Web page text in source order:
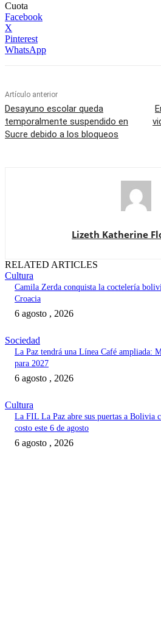
Cuota
Facebook
X
Pinterest
WhatsApp
Artículo anterior
Desayuno escolar queda
temporalmente suspendido en
Sucre debido a los bloqueos
Lizeth Katherine
RELATED ARTICLES
Cultura
Camila Zerda conquista la coctelería
Croacia
6 agosto , 2026
Sociedad
La Paz tendrá una Línea Café ampliada:
para 2027
6 agosto , 2026
Cultura
La FIL La Paz abre sus puertas a Bolivia
costo este 6 de agosto
6 agosto , 2026